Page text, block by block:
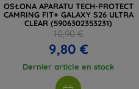
OSŁONA APARATU TECH-PROTECT
CAMRING FIT+ GALAXY S26 ULTRA
CLEAR (5906302353231)
10,90 €
9,80 €
Dernier article en stock